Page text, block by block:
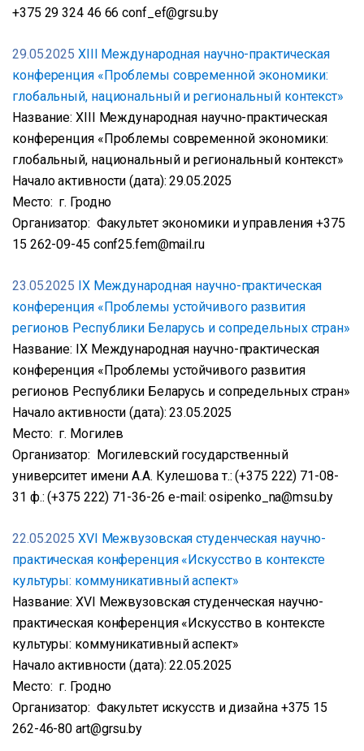
+375 29 324 46 66 conf_ef@grsu.by
29.05.2025 ХIII Международная научно-практическая
конференция «Проблемы современной экономики:
глобальный, национальный и региональный контекст»
Название: ХIII Международная научно-практическая
конференция «Проблемы современной экономики:
глобальный, национальный и региональный контекст»
Начало активности (дата): 29.05.2025
Место: г. Гродно
Организатор: Факультет экономики и управления +375
15 262-09-45 conf25.fem@mail.ru
23.05.2025 IX Международная научно-практическая
конференция «Проблемы устойчивого развития
регионов Республики Беларусь и сопредельных стран»
Название: IX Международная научно-практическая
конференция «Проблемы устойчивого развития
регионов Республики Беларусь и сопредельных стран»
Начало активности (дата): 23.05.2025
Место: г. Могилев
Организатор: Могилевский государственный
университет имени А.А. Кулешова т.: (+375 222) 71-08-
31 ф.: (+375 222) 71-36-26 e-mail: osipenko_na@msu.by
22.05.2025 XVІ Межвузовская студенческая научно-
практическая конференция «Искусство в контексте
культуры: коммуникативный аспект»
Название: XVІ Межвузовская студенческая научно-
практическая конференция «Искусство в контексте
культуры: коммуникативный аспект»
Начало активности (дата): 22.05.2025
Место: г. Гродно
Организатор: Факультет искусств и дизайна +375 15
262-46-80 art@grsu.by